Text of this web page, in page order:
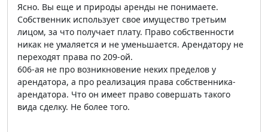
Ясно. Вы еще и природы аренды не понимаете.
Собственник использует свое имущество третьим
лицом, за что получает плату. Право собственности
никак не умаляется и не уменьшается. Арендатору не
переходят права по 209-ой.
606-ая не про возникновение неких пределов у
арендатора, а про реализация права собственника-
арендатора. Что он имеет право совершать такого
вида сделку. Не более того.